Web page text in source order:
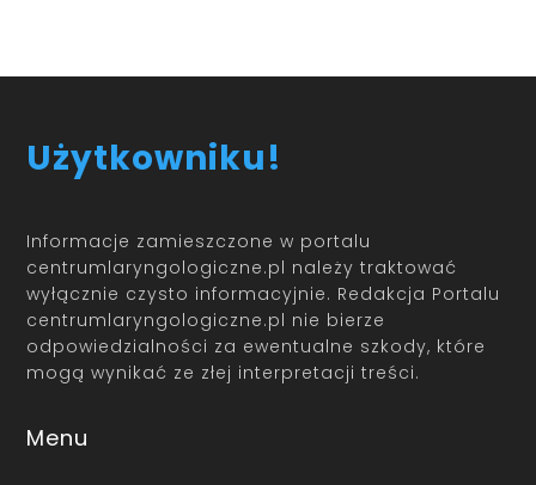
Użytkowniku!
Informacje zamieszczone w portalu
centrumlaryngologiczne.pl należy traktować
wyłącznie czysto informacyjnie. Redakcja Portalu
centrumlaryngologiczne.pl nie bierze
odpowiedzialności za ewentualne szkody, które
mogą wynikać ze złej interpretacji treści.
Menu